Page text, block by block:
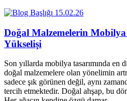
15.02.26
Doğal Malzemelerin Mobilya
Yükselişi
Son yıllarda mobilya tasarımında
doğal malzemelere olan yönelimin
sadece şık görünen değil, aynı
tercih etmektedir. Doğal ahşap, bu